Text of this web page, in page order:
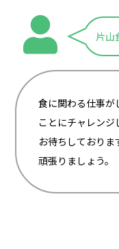
片山
食に関わる仕事が
ことにチャレン
お待ちしておりま
頑張りましょう。